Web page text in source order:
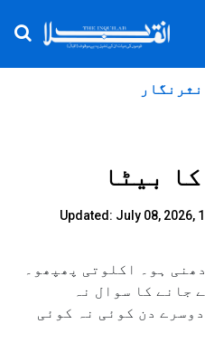
بیٹا
Updated: July 08, 2026,
ہو۔ اکلوتی پھپھو۔
جانے کا سوال نہ
دن کوئی نہ کوئی